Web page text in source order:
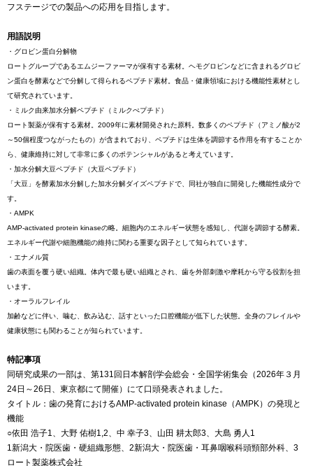
フステージでの製品への応用を目指します。
用語説明
・グロビン蛋白分解物
ロートグループであるエムジーファーマが保有する素材。ヘモグロビンなどに含まれるグロビ
ン蛋白を酵素などで分解して得られるペプチド素材。食品・健康領域における機能性素材とし
て研究されています。
・ミルク由来加水分解ペプチド（ミルクぺプチド）
ロート製薬が保有する素材。2009年に素材開発された原料。数多くのペプチド（アミノ酸が2
～50個程度つながったもの）が含まれており、ペプチドは生体を調節する作用を有することか
ら、健康維持に対して非常に多くのポテンシャルがあると考えています。
・加水分解大豆ペプチド（大豆ペプチド）
「大豆」を酵素加水分解した加水分解ダイズペプチドで、同社が独自に開発した機能性成分で
す。
・AMPK
AMP-activated protein kinaseの略。細胞内のエネルギー状態を感知し、代謝を調節する酵素。
エネルギー代謝や細胞機能の維持に関わる重要な因子として知られています。
・エナメル質
歯の表面を覆う硬い組織。体内で最も硬い組織とされ、歯を外部刺激や摩耗から守る役割を担
います。
・オーラルフレイル
加齢などに伴い、噛む、飲み込む、話すといった口腔機能が低下した状態。全身のフレイルや
健康状態にも関わることが知られています。
特記事項
同研究成果の一部は、第131回日本解剖学会総会・全国学術集会（2026年３月
24日～26日、東京都にて開催）にて口頭発表されました。
タイトル：歯の発育におけるAMP-activated protein kinase（AMPK）の発現と
機能
○依田 浩子1、大野 佑樹1,2、中 幸子3、山田 耕太郎3、大島 勇人1
1新潟大・院医歯・硬組織形態、2新潟大・院医歯・耳鼻咽喉科頭頸部外科、3
ロート製薬株式会社